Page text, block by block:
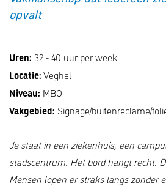
opvalt
Uren: 32 - 40 uur per week
Locatie:Veghel
Niveau: MBO
Vakgebied: Signage/buitenreclame/
Je staat in een ziekenhuis, een
stadscentrum. Het bord hangt recht.
Mensen lopen er straks langs zonder